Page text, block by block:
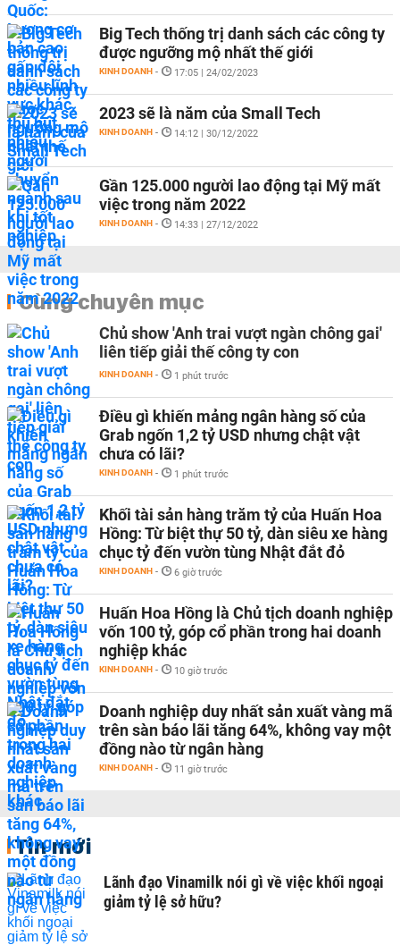
Big Tech thống trị danh sách các công ty
được ngưỡng mộ nhất thế giới
KINH DOANH - 17:05 | 24/02/2023
2023 sẽ là năm của Small Tech
KINH DOANH - 14:12 | 30/12/2022
Gần 125.000 người lao động tại Mỹ mất
việc trong năm 2022
KINH DOANH - 14:33 | 27/12/2022
Cùng chuyên mục
Chủ show 'Anh trai vượt ngàn chông gai'
liên tiếp giải thế công ty con
KINH DOANH - 1 phút trước
Điều gì khiến mảng ngân hàng số của
Grab ngốn 1,2 tỷ USD nhưng chật vật
chưa có lãi?
KINH DOANH - 1 phút trước
Khối tài sản hàng trăm tỷ của Huấn Hoa
Hồng: Từ biệt thự 50 tỷ, dàn siêu xe hàng
chục tỷ đến vườn tùng Nhật đắt đỏ
KINH DOANH - 6 giờ trước
Huấn Hoa Hồng là Chủ tịch doanh nghiệp
vốn 100 tỷ, góp cổ phần trong hai doanh
nghiệp khác
KINH DOANH - 10 giờ trước
Doanh nghiệp duy nhất sản xuất vàng mã
trên sàn báo lãi tăng 64%, không vay một
đồng nào từ ngân hàng
KINH DOANH - 11 giờ trước
Tin mới
Lãnh đạo Vinamilk nói gì về việc khối ngoại
giảm tỷ lệ sở hữu?